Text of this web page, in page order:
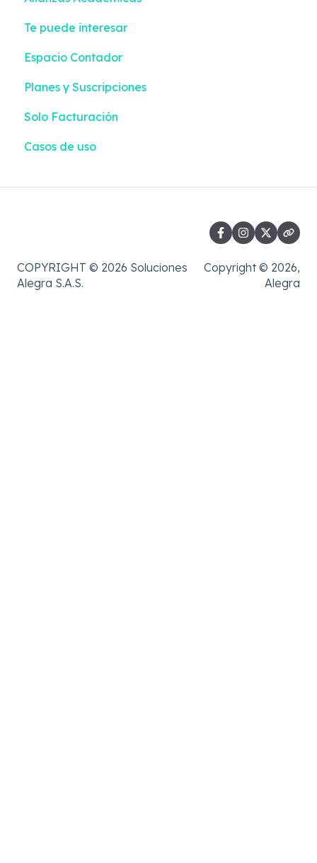
Sector Salud
Información Exógena
Casos de uso
Contabilización | Liquidación + Emisión
Pagos | Liquidación + Emisión
Reportes | Liquidación + Emisión
Integraciones
Te puede interesar
Espacio Contador
Planes y Suscripciones
Solo Facturación
Casos de uso
COPYRIGHT © 2026 Soluciones
Alegra S.A.S.
Copyright © 2026,
Alegra